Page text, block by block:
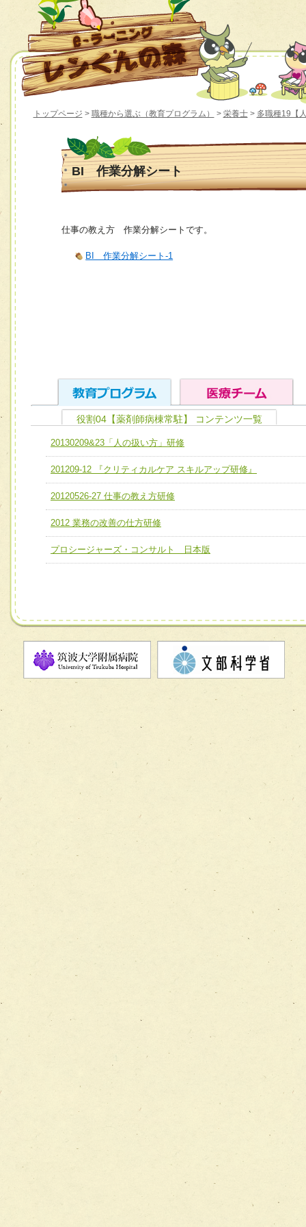
トップページ > 職種から選ぶ（教育プログラム） > 栄養士> 多職種19【
BI 作業分解シート
仕事の教え方 作業分解シートです。
BI 作業分解シート-1
ユニット１ 医療人としての基礎能力
全人的医療を実践する医療人として、必要な基礎能力を身
ける
ユニット２ チーム医療構成力
必要に応じて柔軟に医療チームを組織し、強調できる
ユニット３ 多職種連携力
他職種の視点とスキルを学び、相互理解と連携を深める
チーム01【病院内横断的問題解決チーム】
チーム02【地域医療連携推進による高度医療を必要とする
宅患者等支援チーム】
チーム03【癌患者服薬サポートチーム】
チーム04【口腔ケアチーム】
チーム07【病院職員に対する院内感染対策教育チーム】
チーム08【地域関係機関と連携した小児リハビリテーショ
チーム】
チーム09【術前から始める周術期リハビリテーションチー
チーム10【包括的リハビリテーションコンサルテーション
チーム12【こどもの食育支援チーム】
チーム13【非がんに対する緩和ケアチーム】
役割04【薬剤師病棟常駐】 コンテンツ一覧
20130209&23「人の扱い方」研修
201209-12 『クリティカルケア スキルアップ研修』
20120526-27 仕事の教え方研修
2012 業務の改善の仕方研修
プロシージャーズ・コンサルト 日本版